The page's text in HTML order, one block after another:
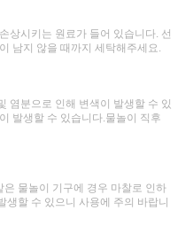
상시키는 원료가 들어 있습니다. 선
남지 않을 때까지 세탁해주세요.
염분으로 인해 변색이 발생할 수 있
발생할 수 있습니다.물놀이 직후
물놀이 기구에 경우 마찰로 인하
생할 수 있으니 사용에 주의 바랍니